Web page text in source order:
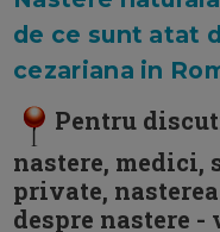
de ce sunt atat
cezariana in
Pentru
nastere,
private,
despre nastere -